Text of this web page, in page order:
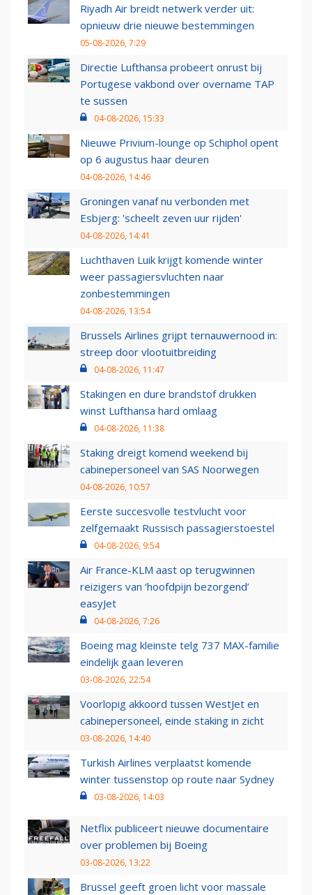
Riyadh Air breidt netwerk verder uit:
opnieuw drie nieuwe bestemmingen
05-08-2026, 7:29
Directie Lufthansa probeert onrust bij
Portugese vakbond over overname TAP
te sussen
04-08-2026, 15:33
Nieuwe Privium-lounge op Schiphol opent
op 6 augustus haar deuren
04-08-2026, 14:46
Groningen vanaf nu verbonden met
Esbjerg: 'scheelt zeven uur rijden'
04-08-2026, 14:41
Luchthaven Luik krijgt komende winter
weer passagiersvluchten naar
zonbestemmingen
04-08-2026, 13:54
Brussels Airlines grijpt ternauwernood in:
streep door vlootuitbreiding
04-08-2026, 11:47
Stakingen en dure brandstof drukken
winst Lufthansa hard omlaag
04-08-2026, 11:38
Staking dreigt komend weekend bij
cabinepersoneel van SAS Noorwegen
04-08-2026, 10:57
Eerste succesvolle testvlucht voor
zelfgemaakt Russisch passagierstoestel
04-08-2026, 9:54
Air France-KLM aast op terugwinnen
reizigers van ‘hoofdpijn bezorgend’
easyJet
04-08-2026, 7:26
Boeing mag kleinste telg 737 MAX-familie
eindelijk gaan leveren
03-08-2026, 22:54
Voorlopig akkoord tussen WestJet en
cabinepersoneel, einde staking in zicht
03-08-2026, 14:40
Turkish Airlines verplaatst komende
winter tussenstop op route naar Sydney
03-08-2026, 14:03
Netflix publiceert nieuwe documentaire
over problemen bij Boeing
03-08-2026, 13:22
Brussel geeft groen licht voor massale